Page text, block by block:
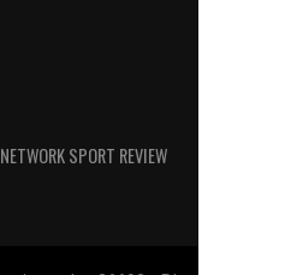
NETWORK SPORT REVIEW